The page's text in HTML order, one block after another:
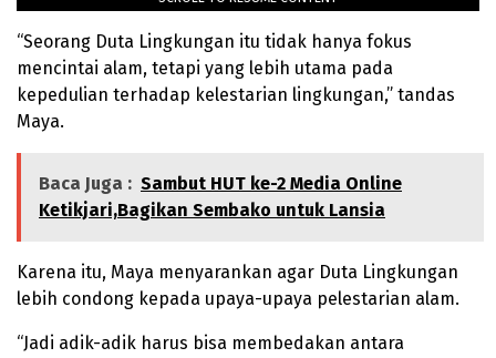
“Seorang Duta Lingkungan itu tidak hanya fokus
mencintai alam, tetapi yang lebih utama pada
kepedulian terhadap kelestarian lingkungan,” tandas
Maya.
Baca Juga : Sambut HUT ke-2 Media Online
Ketikjari,Bagikan Sembako untuk Lansia
Karena itu, Maya menyarankan agar Duta Lingkungan
lebih condong kepada upaya-upaya pelestarian alam.
“Jadi adik-adik harus bisa membedakan antara